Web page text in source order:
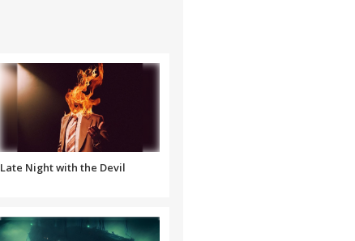
aumentar
volumen.
Late Night with the Devil